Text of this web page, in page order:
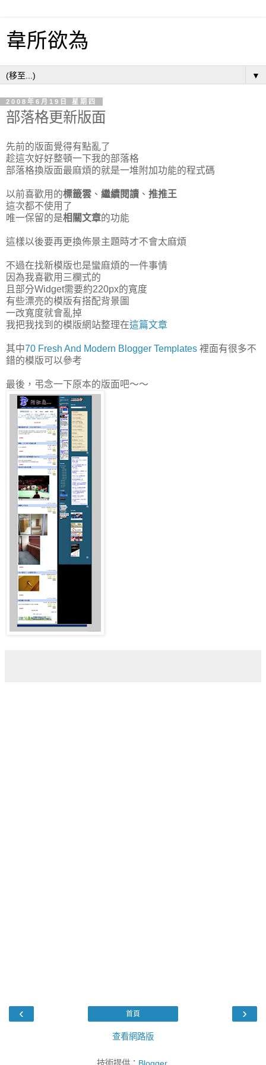
韋所欲為
▼
2008年6月19日 星期四
部落格更新版面
先前的版面覺得有點亂了
趁這次好好整頓一下我的部落格
部落格換版面最麻煩的就是一堆附加功能的程式碼
以前喜歡用的標籤雲 、 繼續閱讀 、 推推王
這次都不使用了
唯一保留的是相關文章的功能
這樣以後要再更換佈景主題時才不會太麻煩
不過在找新模版也是蠻麻煩的一件事情
因為我喜歡用三欄式的
且部分Widget需要約220px的寬度
有些漂亮的模版有搭配背景圖
一改寬度就會亂掉
我把我找到的模版網站整理在這篇文章
其中70 Fresh And Modern Blogger Templates 裡面有很多不
錯的模版可以參考
最後，弔念一下原本的版面吧～～
‹ ›
首頁
查看網路版
技術提供： Blogger.